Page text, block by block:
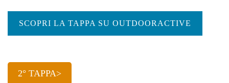
SCOPRI LA TAPPA SU OUTDOORACTIVE
2° TAPPA>